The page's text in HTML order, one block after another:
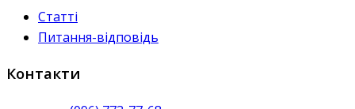
Статті
Питання-відповідь
Контакти